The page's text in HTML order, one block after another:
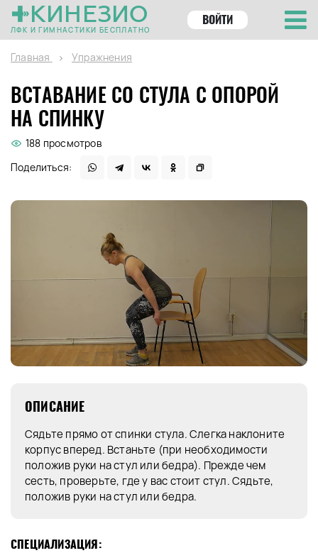
КИНЕЗИО
ЛФК И ГИМНАСТИКИ БЕСПЛАТНО
ВОЙТИ
Главная Упражнения
ВСТАВАНИЕ СО СТУЛА С ОПОРОЙ
НА СПИНКУ
188 просмотров
Поделиться:
ОПИСАНИЕ
Сядьте прямо от спинки стула. Слегка наклоните
корпус вперед. Встаньте (при необходимости
положив руки на стул или бедра). Прежде чем
сесть, проверьте, где у вас стоит стул. Сядьте,
положив руки на стул или бедра.
СПЕЦИАЛИЗАЦИЯ: